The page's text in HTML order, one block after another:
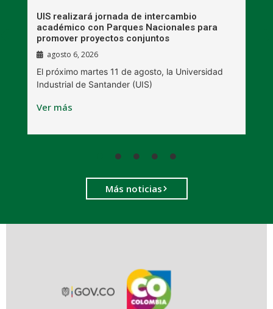
UIS realizará jornada de intercambio
académico con Parques Nacionales para
promover proyectos conjuntos
agosto 6, 2026
El próximo martes 11 de agosto, la Universidad
Industrial de Santander (UIS)
Ver más
Más noticias